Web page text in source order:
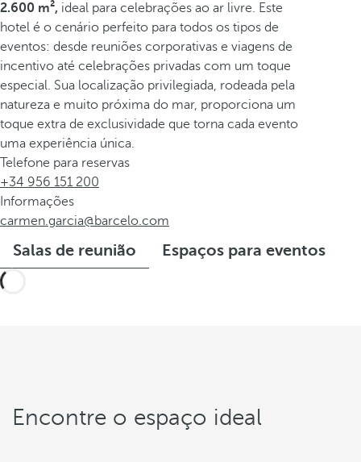
2.600 m², ideal para celebrações ao ar livre. Este
hotel é o cenário perfeito para todos os tipos de
eventos: desde reuniões corporativas e viagens de
incentivo até celebrações privadas com um toque
especial. Sua localização privilegiada, rodeada pela
natureza e muito próxima do mar, proporciona um
toque extra de exclusividade que torna cada evento
uma experiência única.
Telefone para reservas
+34 956 151 200
Informações
carmen.garcia@barcelo.com
Salas de reunião Espaços para eventos
Encontre o espaço ideal